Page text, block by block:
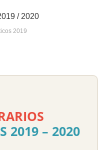
2019
2019 – 2020